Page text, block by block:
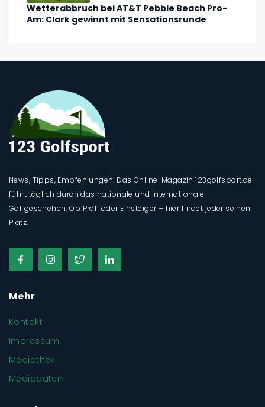
Wetterabbruch bei AT&T Pebble Beach Pro-
Am: Clark gewinnt mit Sensationsrunde
News, Tipps, Empfehlungen: Das Online-Magazin 123golfsport.de
führt täglich durch das nationale und internationale
Golfgeschehen. Ob Profi oder Einsteiger – hier findet jeder seinen
Platz.
Mehr
Kontakt
Impressum
Mediathek
Mediadaten